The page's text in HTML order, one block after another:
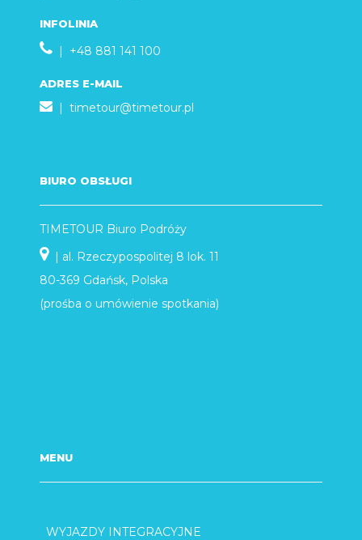
INFOLINIA
| +48 881 141 100
ADRES E-MAIL
| timetour@timetour.pl
BIURO OBSŁUGI
TIMETOUR Biuro Podróży
| al. Rzeczypospolitej 8 lok. 11
80-369 Gdańsk, Polska
(prośba o umówienie spotkania)
MENU
WYJAZDY INTEGRACYJNE